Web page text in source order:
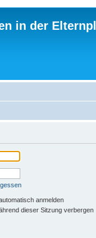
in der
anmelden
dieser Sitzung verbergen